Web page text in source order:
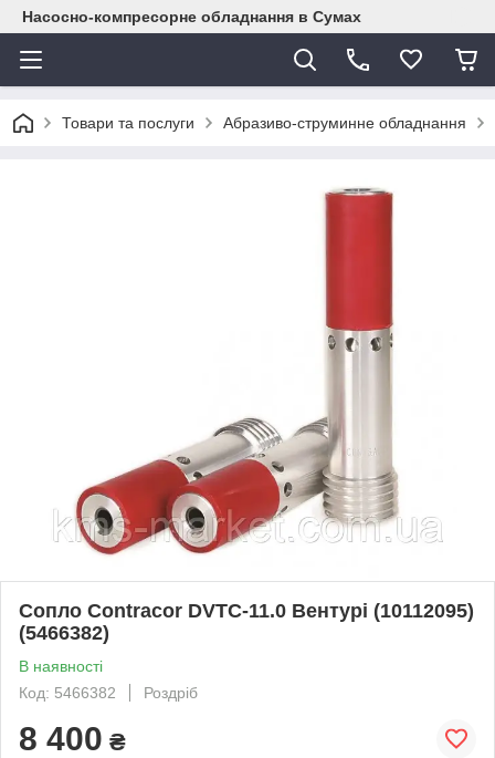
Насосно-компресорне обладнання в Сумах
Товари та послуги Абразиво-струминне обладнання
Сопло Contracor DVTC-11.0 Вентурі (10112095)
(5466382)
В наявності
Код: 5466382
Роздріб
8 400 ₴